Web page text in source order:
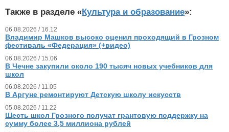
Также в разделе «Культура и образование»:
06.08.2026 / 16.12
Владимир Машков высоко оценил проходящий в Грозном
фестиваль «Федерация» (+видео)
06.08.2026 / 15.06
В Чечне закупили около 190 тысяч новых учебников для
школ
06.08.2026 / 11.05
В Аргуне ремонтируют Детскую школу искусств
05.08.2026 / 11.22
Шесть школ Грозного получат грантовую поддержку на
сумму более 3,5 миллиона рублей